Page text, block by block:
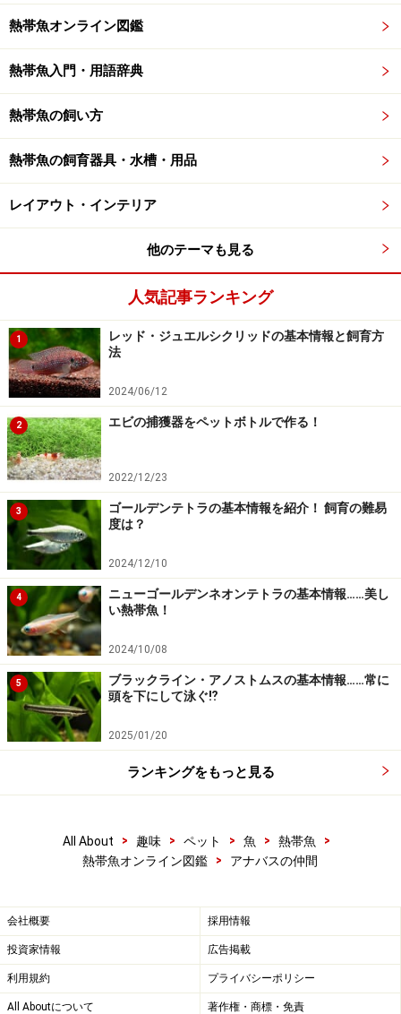
熱帯魚オンライン図鑑
熱帯魚入門・用語辞典
熱帯魚の飼い方
熱帯魚の飼育器具・水槽・用品
レイアウト・インテリア
他のテーマも見る
人気記事ランキング
1
レッド・ジュエルシクリッドの基本情報と飼育方
法
2024/06/12
2 エビの捕獲器をペットボトルで作る！
2022/12/23
3
ゴールデンテトラの基本情報を紹介！ 飼育の難易
度は？
2024/12/10
4
ニューゴールデンネオンテトラの基本情報……美し
い熱帯魚！
2024/10/08
5
ブラックライン・アノストムスの基本情報……常に
頭を下にして泳ぐ⁉
2025/01/20
ランキングをもっと見る
All About > 趣味 > ペット > 魚 > 熱帯魚
>
熱帯魚オンライン図鑑
> アナバスの仲間
会社概要 採用情報
投資家情報 広告掲載
利用規約 プライバシーポリシー
All Aboutについて 著作権・商標・免責